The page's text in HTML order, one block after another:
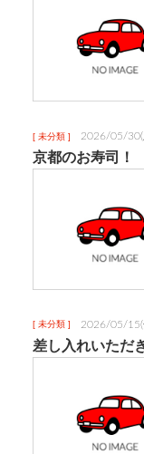
[ 未分類 ] 2026/05/30(
京都のお寿司！
[ 未分類 ] 2026/05/15(
差し入れいただ